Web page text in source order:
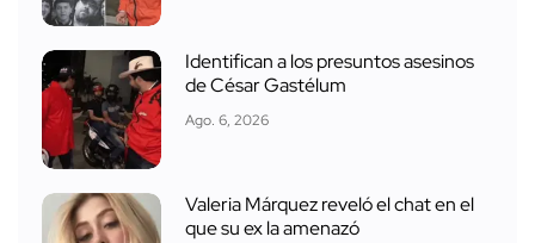
Identifican a los presuntos asesinos
de César Gastélum
Ago. 6, 2026
Valeria Márquez reveló el chat en el
que su ex la amenazó